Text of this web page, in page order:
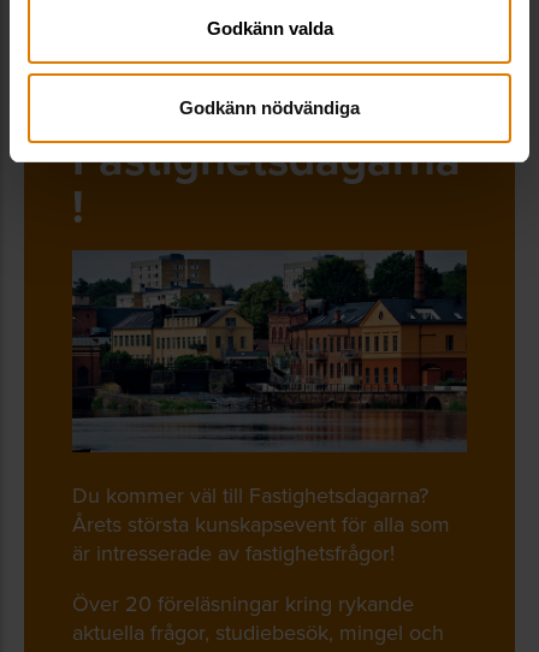
Godkänn valda
Godkänn nödvändiga
Välkommen till
Fastighetsdagarna
!
Du kommer väl till Fastighetsdagarna?
Årets största kunskapsevent för alla som
är intresserade av fastighetsfrågor!
Över 20 föreläsningar kring rykande
aktuella frågor, studiebesök, mingel och